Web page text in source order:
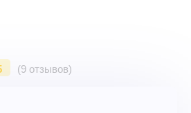
(9 отзывов)